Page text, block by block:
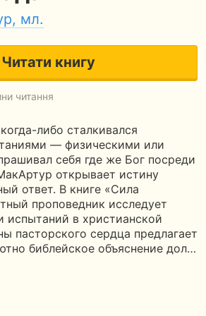
мл.
Читати книгу
читання
либо сталкивался
— физическими или
себя где же Бог посреди
открывает истину
ответ. В книге «Сила
проповедник исследует
испытаний в христианской
пасторского сердца предлагает
библейское объяснение дол…